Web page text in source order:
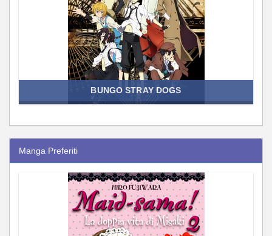
BUNGO STRAY DOGS
Manga Preferiti